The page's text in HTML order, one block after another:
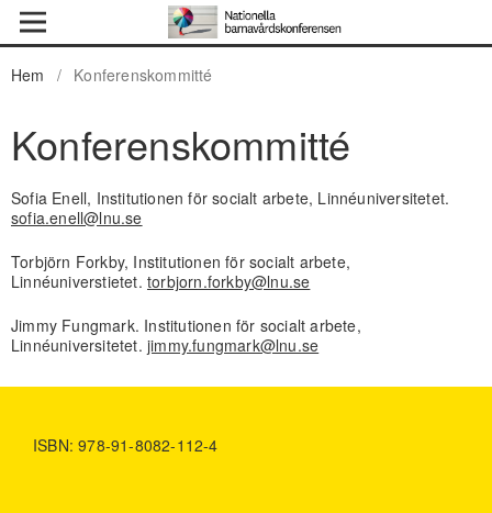
Hem / Konferenskommitté
Konferenskommitté
Sofia Enell, Institutionen för socialt arbete, Linnéuniversitetet.
sofia.enell@lnu.se
Torbjörn Forkby, Institutionen för socialt arbete,
Linnéuniverstietet. torbjorn.forkby@lnu.se
Jimmy Fungmark. Institutionen för socialt arbete,
Linnéuniversitetet. jimmy.fungmark@lnu.se
ISBN: 978-91-8082-112-4